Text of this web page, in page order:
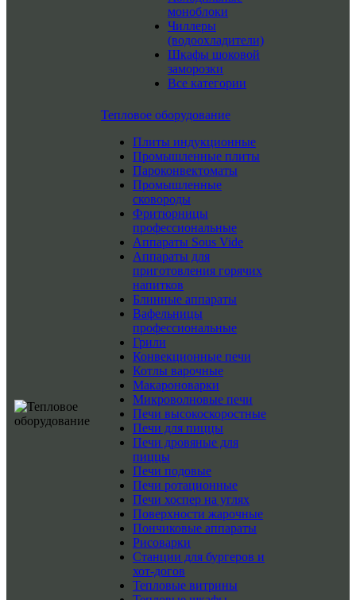
моноблоки
Чиллеры
(водоохладители)
Шкафы шоковой
заморозки
Все категории
Тепловое оборудование
Плиты индукционные
Промышленные плиты
Пароконвектоматы
Промышленные
сковороды
Фритюрницы
профессиональные
Аппараты Sous Vide
Аппараты для
приготовления горячих
напитков
Блинные аппараты
Вафельницы
профессиональные
Грили
Конвекционные печи
Котлы варочные
Макароноварки
Микроволновые печи
Печи высокоскоростные
Печи для пиццы
Печи дровяные для
пиццы
Печи подовые
Печи ротационные
Печи хоспер на углях
Поверхности жарочные
Пончиковые аппараты
Рисоварки
Станции для бургеров и
хот-догов
Тепловые витрины